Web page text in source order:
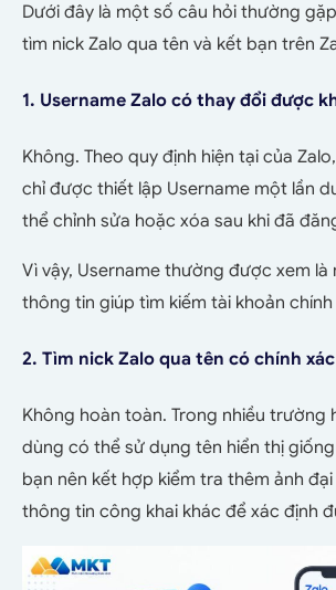
Dưới đây là một số câu hỏi thường
tìm nick Zalo qua tên và kết bạn trên
1. Username Zalo có thay đổi được
Không. Theo quy định hiện tại của
chỉ được thiết lập Username một lần
thể chỉnh sửa hoặc xóa sau khi đã
Vì vậy, Username thường được xem
thông tin giúp tìm kiếm tài khoản
2. Tìm nick Zalo qua tên có chính
Không hoàn toàn. Trong nhiều trường
dùng có thể sử dụng tên hiển thị giống
bạn nên kết hợp kiểm tra thêm ảnh
thông tin công khai khác để xác định